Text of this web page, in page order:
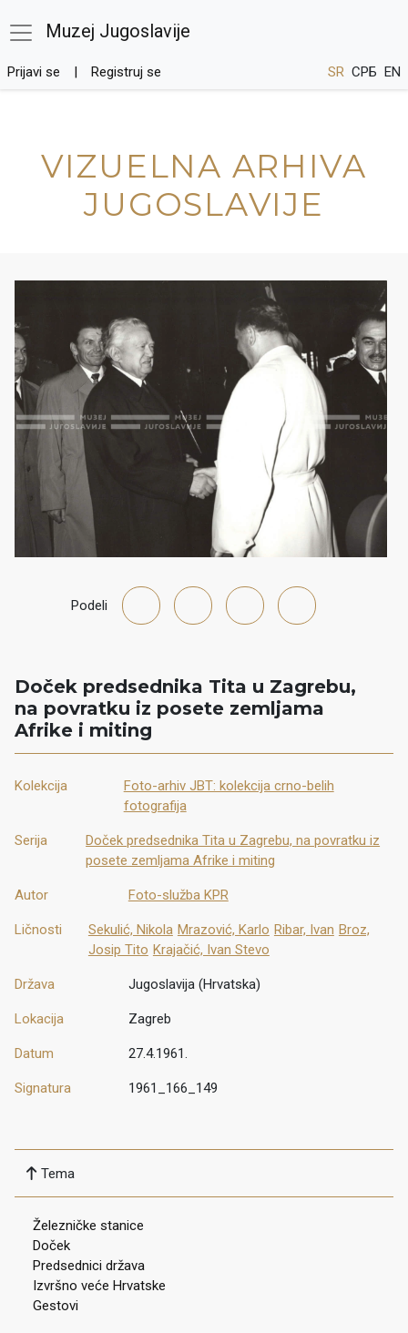
Muzej Jugoslavije
Prijavi se Registruj se SR СРБ EN
VIZUELNA ARHIVA
JUGOSLAVIJE
Podeli
Doček predsednika Tita u Zagrebu,
na povratku iz posete zemljama
Afrike i miting
Kolekcija
Foto-arhiv JBT: kolekcija crno-belih
fotografija
Serija
Doček predsednika Tita u Zagrebu, na povratku iz
posete zemljama Afrike i miting
Autor Foto-služba KPR
Ličnosti Sekulić, Nikola Mrazović, Karlo Ribar, Ivan Broz,
Josip Tito Krajačić, Ivan Stevo
Država Jugoslavija (Hrvatska)
Lokacija Zagreb
Datum 27.4.1961.
Signatura 1961_166_149
Tema
Železničke stanice
Doček
Predsednici država
Izvršno veće Hrvatske
Gestovi